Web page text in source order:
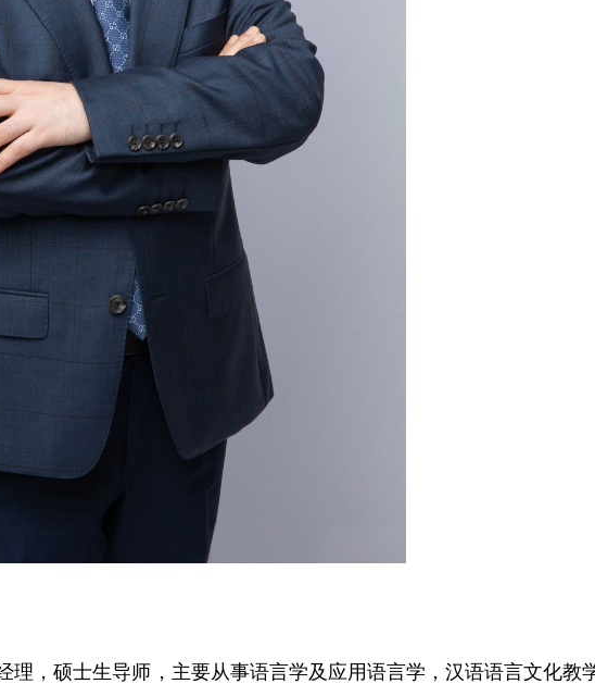
理，硕士生导师，主要从事语言学及应用语言学，汉语语言文化教